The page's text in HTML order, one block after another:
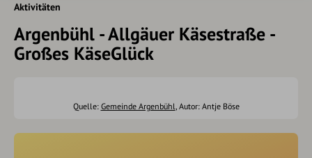
Aktivitäten
Argenbühl - Allgäuer Käsestraße -
Großes KäseGlück
Quelle: Gemeinde Argenbühl, Autor: Antje Böse